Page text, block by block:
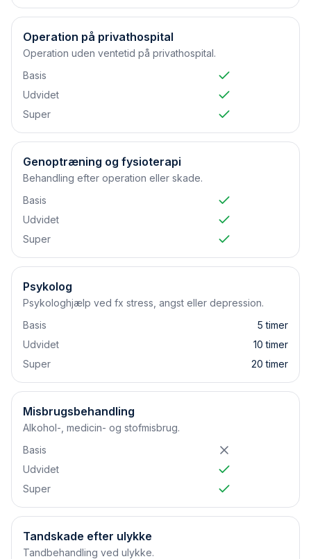
Operation på privathospital
Operation uden ventetid på privathospital.
Basis
Udvidet
Super
Genoptræning og fysioterapi
Behandling efter operation eller skade.
Basis
Udvidet
Super
Psykolog
Psykologhjælp ved fx stress, angst eller depression.
Basis
5 timer
Udvidet
10 timer
Super
20 timer
Misbrugsbehandling
Alkohol-, medicin- og stofmisbrug.
Basis
Udvidet
Super
Tandskade efter ulykke
Tandbehandling ved ulykke.